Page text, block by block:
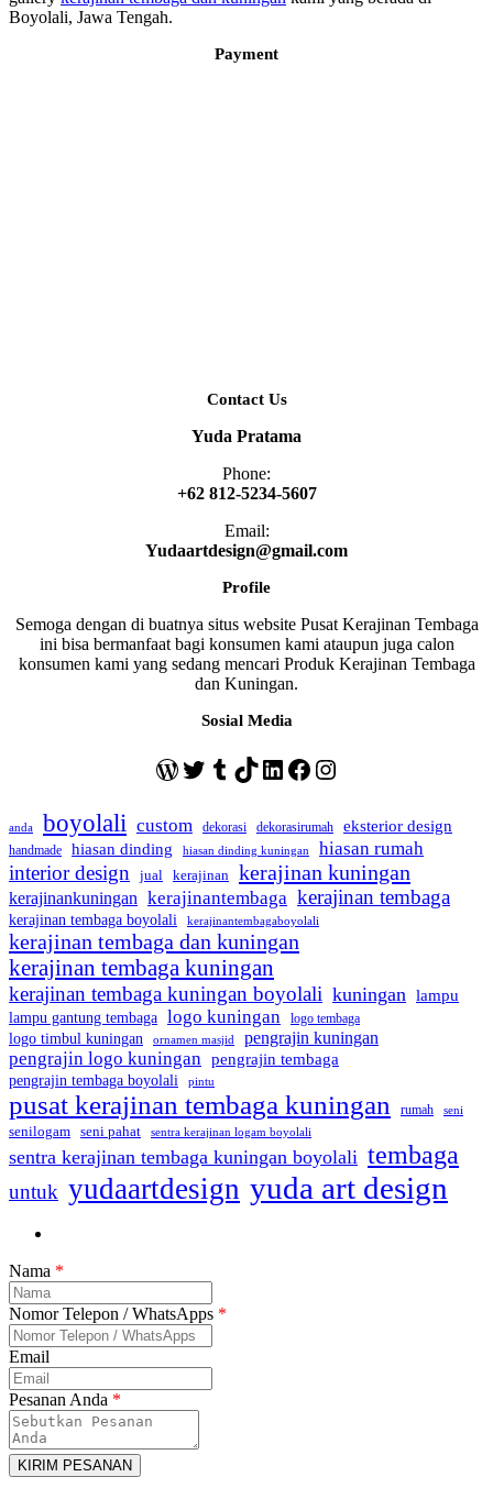
Boyolali, Jawa Tengah.
Payment
Contact Us
Yuda Pratama
Phone:
+62 812-5234-5607
Email:
Yudaartdesign@gmail.com
Profile
Semoga dengan di buatnya situs website Pusat Kerajinan Tembaga
ini bisa bermanfaat bagi konsumen kami ataupun juga calon
konsumen kami yang sedang mencari Produk Kerajinan Tembaga
dan Kuningan.
Sosial Media
WordPress
Twitter
Tumblr
TikTok
LinkedIn
Facebook
Instagram
anda boyolali custom dekorasi dekorasirumah eksterior design
handmade hiasan dinding hiasan dinding kuningan hiasan rumah
interior design jual kerajinan kerajinan kuningan
kerajinankuningan kerajinantembaga kerajinan tembaga
kerajinan tembaga boyolali kerajinantembagaboyolali
kerajinan tembaga dan kuningan
kerajinan tembaga kuningan
kerajinan tembaga kuningan boyolali kuningan lampu
lampu gantung tembaga logo kuningan logo tembaga
logo timbul kuningan ornamen masjid pengrajin kuningan
pengrajin logo kuningan
pengrajin tembaga
pengrajin tembaga boyolali
pintu
pusat kerajinan tembaga kuningan rumah seni
senilogam seni pahat sentra kerajinan logam boyolali
sentra kerajinan tembaga kuningan boyolali tembaga
untuk yudaartdesign yuda art design
Nama *
Nomor Telepon / WhatsApps *
Email
Pesanan Anda *